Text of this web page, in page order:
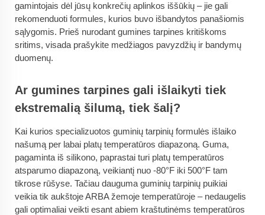
gamintojais dėl jūsų konkrečių aplinkos iššūkių – jie gali
rekomenduoti formules, kurios buvo išbandytos panašiomis
sąlygomis. Prieš nurodant gumines tarpines kritiškoms
sritims, visada prašykite medžiagos pavyzdžių ir bandymų
duomenų.
Ar gumines tarpines gali išlaikyti tiek
ekstremalią šilumą, tiek šalį?
Kai kurios specializuotos guminių tarpinių formulės išlaiko
našumą per labai platų temperatūros diapazoną. Guma,
pagaminta iš silikono, paprastai turi platų temperatūros
atsparumo diapazoną, veikiantį nuo -80°F iki 500°F tam
tikrose rūšyse. Tačiau dauguma guminių tarpinių puikiai
veikia tik aukštoje ARBA žemoje temperatūroje – nedaugelis
gali optimaliai veikti esant abiem kraštutinėms temperatūros